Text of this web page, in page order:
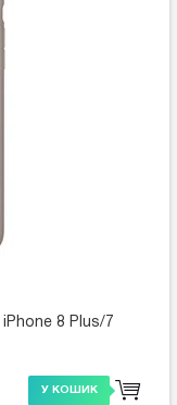
8 Plus/7
У КОШИК